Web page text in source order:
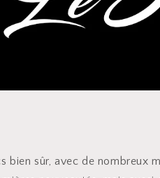
bien sûr, avec de nombreux